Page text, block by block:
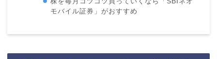
モバイル証券」がおすすめ